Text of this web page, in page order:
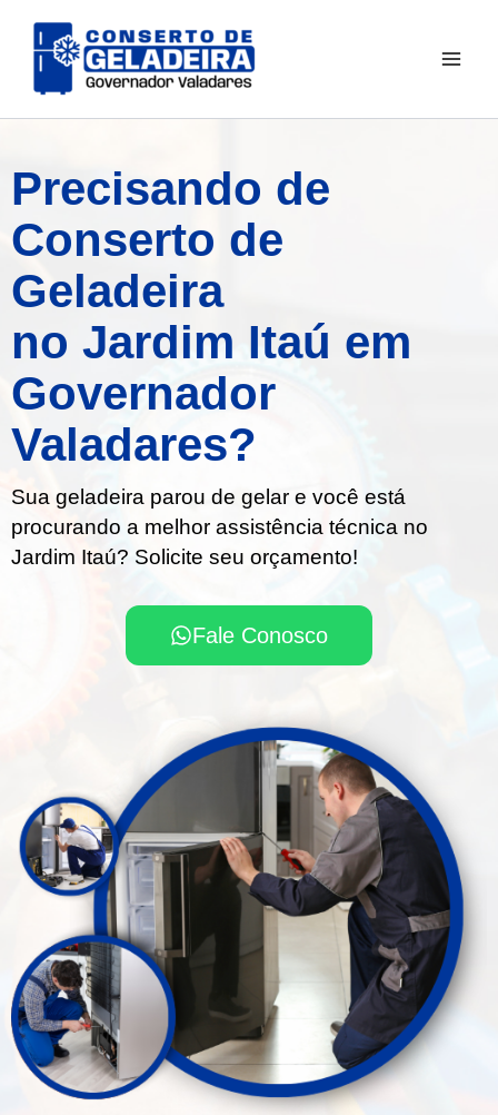
para
Precisando de
Conserto de
Geladeira
no Jardim Itaú em
Governador
Valadares?
Sua geladeira parou de gelar e você está
procurando a melhor assistência técnica no
Jardim Itaú? Solicite seu orçamento!
Fale Conosco